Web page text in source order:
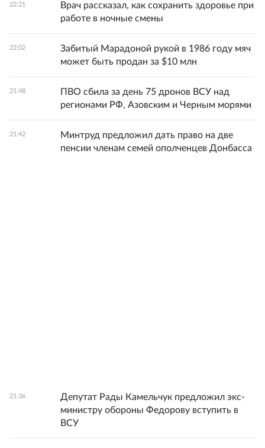
22:21
Врач рассказал, как сохранить здоровье при
работе в ночные смены
22:02
Забитый Марадоной рукой в 1986 году мяч
может быть продан за $10 млн
21:48
ПВО сбила за день 75 дронов ВСУ над
регионами РФ, Азовским и Черным морями
21:42
Минтруд предложил дать право на две
пенсии членам семей ополченцев Донбасса
21:36
Депутат Рады Камельчук предложил экс-
министру обороны Федорову вступить в
ВСУ